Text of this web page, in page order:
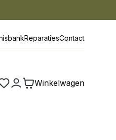
ReparatiesContact
Winkelwagen